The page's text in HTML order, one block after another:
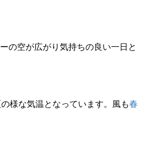
の空が広がり気持ちの良い一日と
様な気温となっています。風も春